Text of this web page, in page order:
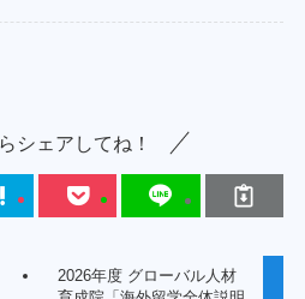
シェアしてね！
2026年度 グローバル人材